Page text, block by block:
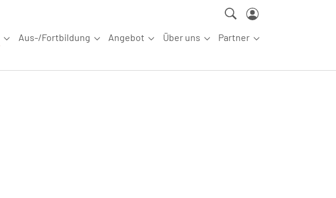
Submenu for "Wettkampfsport"
Aus-/Fortbildung
Submenu for "Aus-/Fortbildung"
Angebot
Submenu for "Angebot"
Über uns
Submenu for "Über uns"
Partner
Submenu for